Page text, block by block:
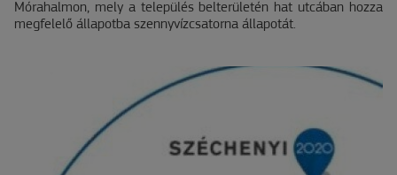
Mórahalmon, mely a település belterületén hat utcában hozza
megfelelő állapotba szennyvízcsatorna állapotát.